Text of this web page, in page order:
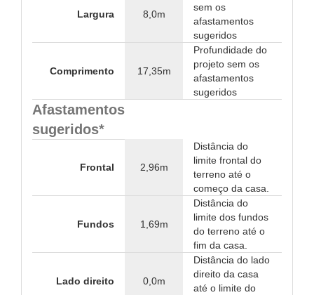
Largura 8,0m
sem os
afastamentos
sugeridos
Comprimento 17,35m
Profundidade do
projeto sem os
afastamentos
sugeridos
Afastamentos
sugeridos*
Frontal 2,96m
Distância do
limite frontal do
terreno até o
começo da casa.
Fundos 1,69m
Distância do
limite dos fundos
do terreno até o
fim da casa.
Lado direito 0,0m
Distância do lado
direito da casa
até o limite do